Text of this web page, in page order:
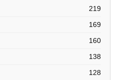
219
169
160
138
128